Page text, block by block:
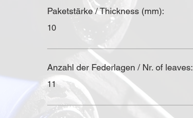
Paketstärke / Thickness (mm):
10
Anzahl der Federlagen / Nr. of leaves:
11